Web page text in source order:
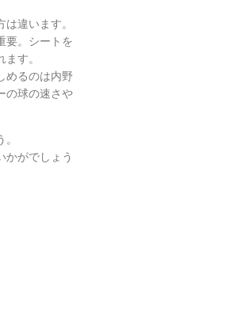
違います。
要。シートを
す。
めるのは内野
の球の速さや
かがでしょう